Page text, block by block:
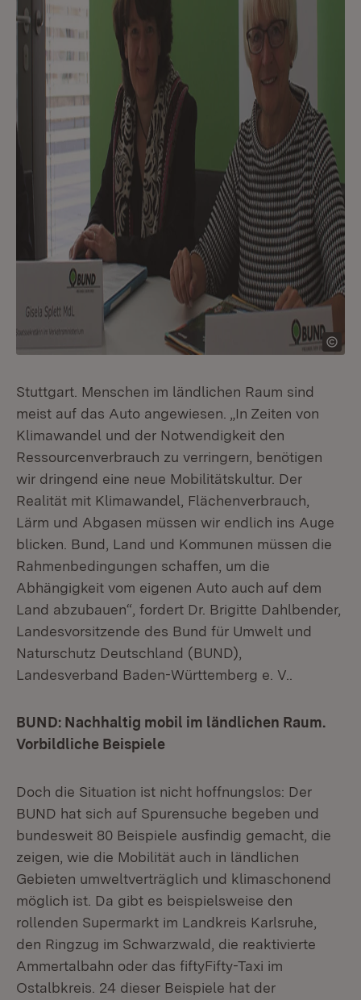
Stuttgart. Menschen im ländlichen Raum sind
meist auf das Auto angewiesen. „In Zeiten von
Klimawandel und der Notwendigkeit den
Ressourcenverbrauch zu verringern, benötigen
wir dringend eine neue Mobilitätskultur. Der
Realität mit Klimawandel, Flächenverbrauch,
Lärm und Abgasen müssen wir endlich ins Auge
blicken. Bund, Land und Kommunen müssen die
Rahmenbedingungen schaffen, um die
Abhängigkeit vom eigenen Auto auch auf dem
Land abzubauen“, fordert Dr. Brigitte Dahlbender,
Landesvorsitzende des Bund für Umwelt und
Naturschutz Deutschland (BUND),
Landesverband Baden-Württemberg e. V..
BUND: Nachhaltig mobil im ländlichen Raum.
Vorbildliche Beispiele
Doch die Situation ist nicht hoffnungslos: Der
BUND hat sich auf Spurensuche begeben und
bundesweit 80 Beispiele ausfindig gemacht, die
zeigen, wie die Mobilität auch in ländlichen
Gebieten umweltverträglich und klimaschonend
möglich ist. Da gibt es beispielsweise den
rollenden Supermarkt im Landkreis Karlsruhe,
den Ringzug im Schwarzwald, die reaktivierte
Ammertalbahn oder das fiftyFifty-Taxi im
Ostalbkreis. 24 dieser Beispiele hat der